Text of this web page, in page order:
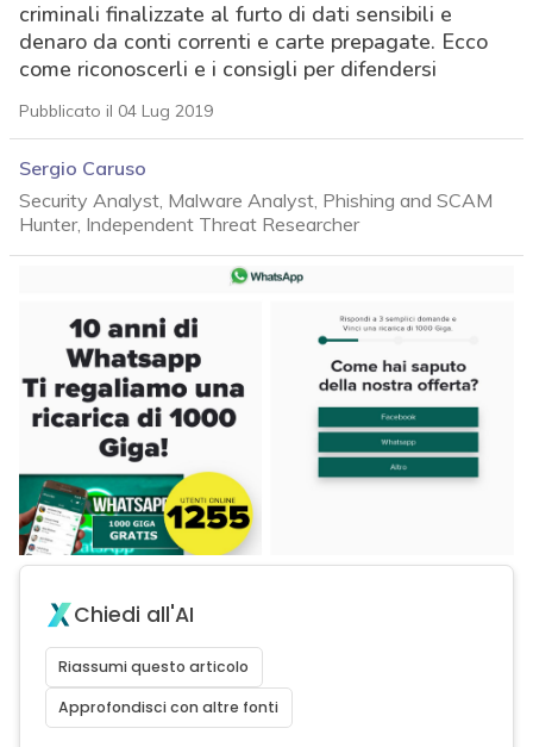
criminali finalizzate al furto di dati sensibili e
denaro da conti correnti e carte prepagate. Ecco
come riconoscerli e i consigli per difendersi
Pubblicato il 04 Lug 2019
Sergio Caruso
Security Analyst, Malware Analyst, Phishing and SCAM
Hunter, Independent Threat Researcher
Chiedi all'AI
Riassumi questo articolo
Approfondisci con altre fonti